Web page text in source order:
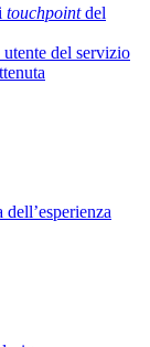
touchpointdel
del servizio